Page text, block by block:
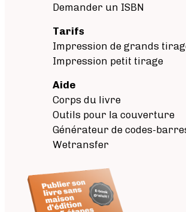
Demander un ISBN
Tarifs
Impression de grands
Impression petit tirage
Aide
Corps du livre
Outils pour la couverture
Générateur de codes-
Wetransfer